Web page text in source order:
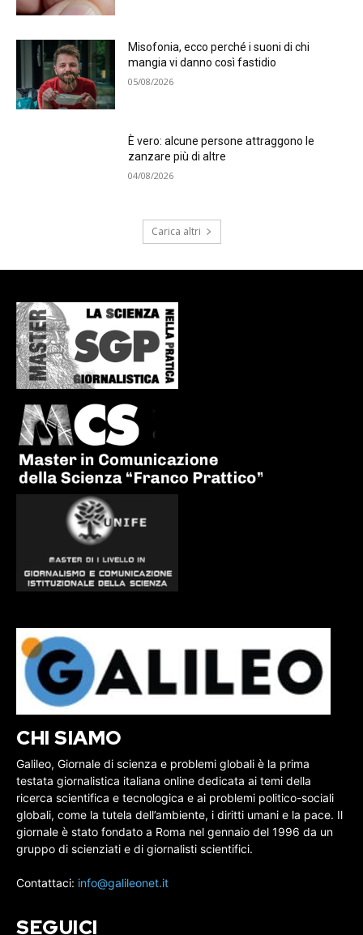
Misofonia, ecco perché i suoni di chi
mangia vi danno così fastidio
05/08/2026
È vero: alcune persone attraggono le
zanzare più di altre
04/08/2026
Carica altri
CHI SIAMO
Galileo, Giornale di scienza e problemi globali è la prima
testata giornalistica italiana online dedicata ai temi della
ricerca scientifica e tecnologica e ai problemi politico-sociali
globali, come la tutela dell’ambiente, i diritti umani e la pace. Il
giornale è stato fondato a Roma nel gennaio del 1996 da un
gruppo di scienziati e di giornalisti scientifici.
Contattaci: info@galileonet.it
SEGUICI